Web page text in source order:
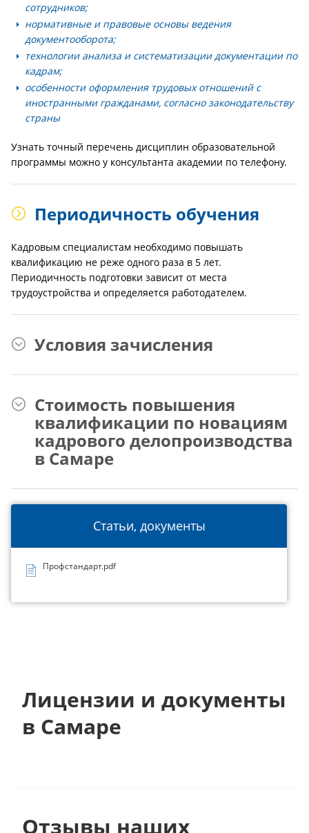
Статьи, документы
Профстандарт.pdf
сотрудников;
нормативные и правовые основы ведения
документооборота;
технологии анализа и систематизации документации по
кадрам;
особенности оформления трудовых отношений с
иностранными гражданами, согласно законодательству
страны
Узнать точный перечень дисциплин образовательной
программы можно у консультанта академии по телефону.
Периодичность обучения
Кадровым специалистам необходимо повышать
квалификацию не реже одного раза в 5 лет.
Периодичность подготовки зависит от места
трудоустройства и определяется работодателем.
Условия зачисления
Стоимость повышения
квалификации по новациям
кадрового делопроизводства
в Самаре
Лицензии и документы
в Самаре
Отзывы наших